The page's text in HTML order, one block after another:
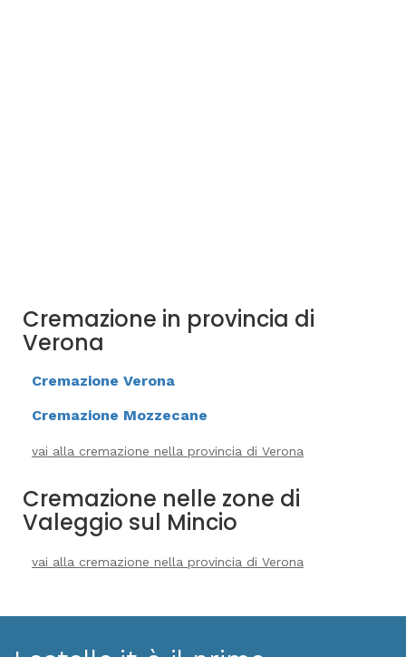
Cremazione in provincia di
Verona
Cremazione Verona
Cremazione Mozzecane
vai alla cremazione nella provincia di Verona
Cremazione nelle zone di
Valeggio sul Mincio
vai alla cremazione nella provincia di Verona